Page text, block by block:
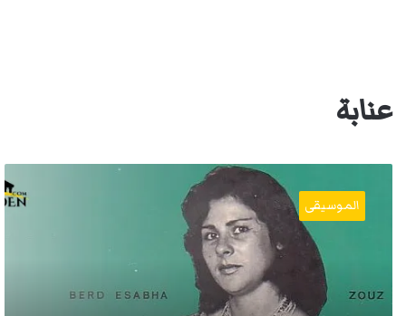
عنابة
“بڤار
أسطورة
بلاد
إيشاويّن
الموسيقى